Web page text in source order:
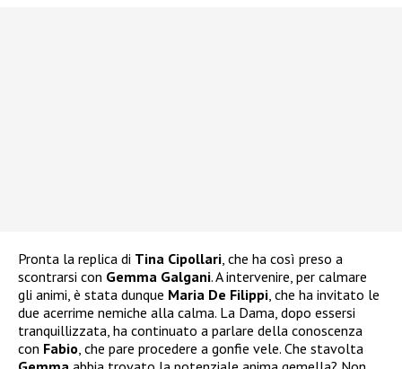
Pronta la replica di Tina Cipollari, che ha così preso a
scontrarsi con Gemma Galgani. A intervenire, per calmare
gli animi, è stata dunque Maria De Filippi, che ha invitato le
due acerrime nemiche alla calma. La Dama, dopo essersi
tranquillizzata, ha continuato a parlare della conoscenza
con Fabio, che pare procedere a gonfie vele. Che stavolta